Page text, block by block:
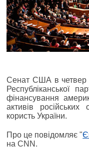
Сенат США в четвер
Республіканської
фінансування
активів
користь України.
Про це повідомляє "
на CNN.